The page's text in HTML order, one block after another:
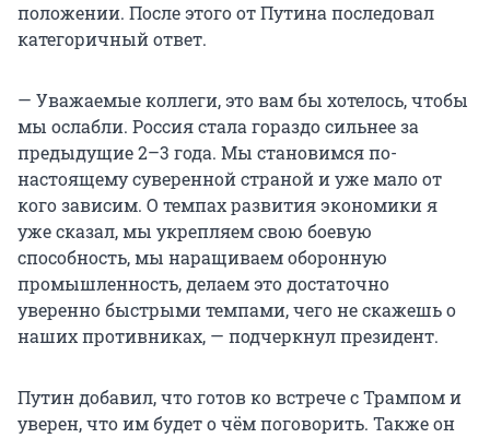
положении. После этого от Путина последовал
категоричный ответ.
— Уважаемые коллеги, это вам бы хотелось, чтобы
мы ослабли. Россия стала гораздо сильнее за
предыдущие 2–3 года. Мы становимся по-
настоящему суверенной страной и уже мало от
кого зависим. О темпах развития экономики я
уже сказал, мы укрепляем свою боевую
способность, мы наращиваем оборонную
промышленность, делаем это достаточно
уверенно быстрыми темпами, чего не скажешь о
наших противниках, — подчеркнул президент.
Путин добавил, что готов ко встрече с Трампом и
уверен, что им будет о чём поговорить. Также он